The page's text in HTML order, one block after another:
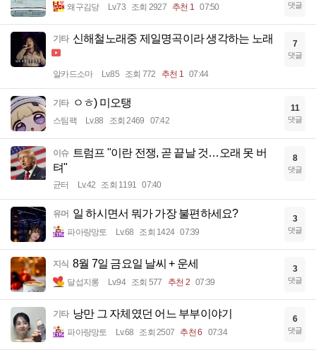
왜구김당 Lv.73 조회 2927 추천 1 07:50 댓글
기타 신해철노래중 제일명곡이라 생각하는 노래
알카드소마 Lv.85 조회 772 추천 1 07:44
7
댓글
기타 ㅇㅎ) 미오탱
스팀팩 Lv.88 조회 2469 07:42
11
댓글
이슈
트럼프 "이란 전쟁, 곧 끝날 것…오래 못 버
텨"
균터 Lv.42 조회 1191 07:40
8
댓글
유머 일 하시면서 뭐가 가장 불편하세요?
파아랑망토 Lv.68 조회 1424 07:39
3
댓글
지식 8월 7일 금요일 날씨 + 운세
달섭지롱 Lv.94 조회 577 추천 2 07:39
3
댓글
기타 낭만 그 자체였던 어느 부부이야기
파아랑망토 Lv.68 조회 2507 추천 6 07:34
6
댓글